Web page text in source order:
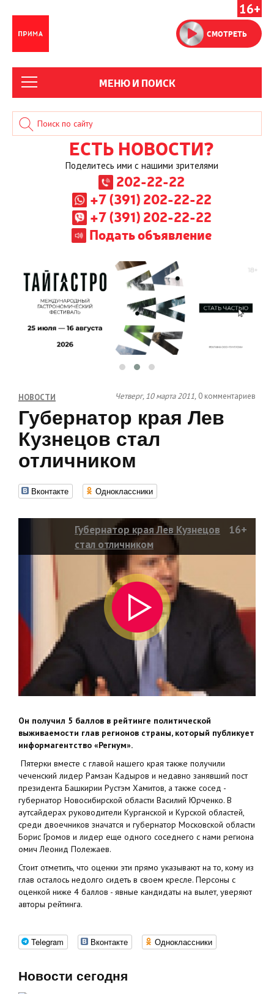
16+
СМОТРЕТЬ
МЕНЮ И ПОИСК
ЕСТЬ НОВОСТИ?
Поделитесь ими с нашими зрителями
202-22-22
+7 (391) 202-22-22
+7 (391) 202-22-22
Подать объявление
НОВОСТИ Четверг, 10 марта 2011, 0 комментариев
Губернатор края Лев
Кузнецов стал
отличником
Вконтакте Одноклассники
Губернатор края Лев Кузнецов
стал отличником
16+
Он получил 5 баллов в рейтинге политической
выживаемости глав регионов страны, который публикует
информагентство «Регнум».
Пятерки вместе с главой нашего края также получили
чеченский лидер Рамзан Кадыров и недавно занявший пост
президента Башкирии Рустэм Хамитов, а также сосед -
губернатор Новосибирской области Василий Юрченко. В
аутсайдерах руководители Курганской и Курской областей,
среди двоечников значатся и губернатор Московской области
Борис Громов и лидер еще одного соседнего с нами региона
омич Леонид Полежаев.
Стоит отметить, что оценки эти прямо указывают на то, кому из
глав осталось недолго сидеть в своем кресле. Персоны с
оценкой ниже 4 баллов - явные кандидаты на вылет, уверяют
авторы рейтинга.
Telegram Вконтакте Одноклассники
Новости сегодня